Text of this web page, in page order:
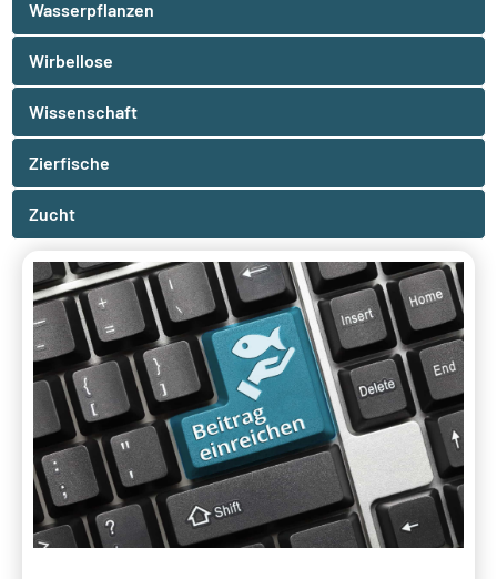
Wasserpflanzen
Wirbellose
Wissenschaft
Zierfische
Zucht